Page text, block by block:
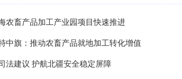
农畜产品加工产业园项目快速推进
中旗：推动农畜产品就地加工转化增值
法建议 护航北疆安全稳定屏障